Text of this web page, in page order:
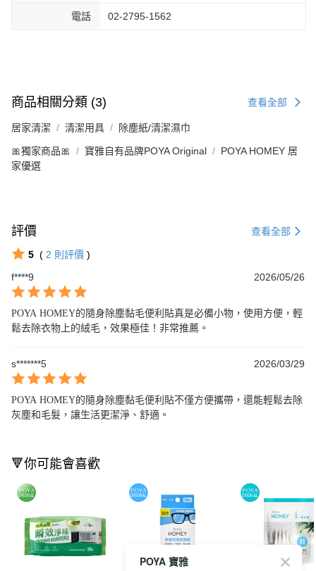
電話 02-2795-1562
商品相關分類 (3) 查看全部
居家清潔 清潔用具 除塵紙/清潔濕巾
🎀獨家商品🎀 寶雅自有品牌POYA Original
POYA HOMEY 居
家優選
評價 查看全部
5 ( 2 則評價 )
f****9
2026/05/26
POYA HOMEY的隨身除塵黏毛便利貼真是必備小物，使用方便，輕
鬆去除衣物上的絨毛，效果極佳！非常推薦。
s*******5 2026/03/29
POYA HOMEY的隨身除塵黏毛便利貼不僅方便攜帶，還能輕鬆去除
灰塵和毛髮，讓生活更潔淨、舒適。
🔻你可能會喜歡
POYA 寶雅